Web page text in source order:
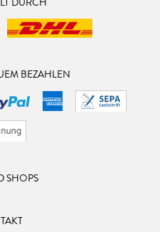
BEZAHLEN
SHOPS